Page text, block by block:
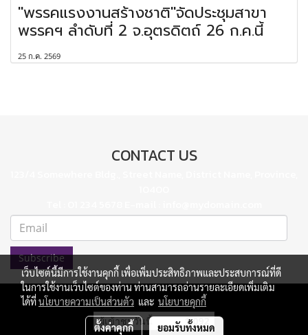
"พรรคแรงงานสร้างชาติ"จัดประชุมสาขา
พรรคฯ ลำดับที่ 2 จ.อุตรดิตถ์ 26 ก.ค.นี้
25 ก.ค. 2569
CONTACT US
Subscribe
ผู้เข้าชมวันนี้ 1,092
เว็บไซต์นี้มีการใช้งานคุกกี้ เพื่อเพิ่มประสิทธิภาพและประสบการณ์ที่ดี
ในการใช้งานเว็บไซต์ของท่าน ท่านสามารถอ่านรายละเอียดเพิ่มเติม
ได้ที่นโยบายความเป็นส่วนตัว และ นโยบายคุกกี้
ตั้งค่าคุกกี้ ยอมรับทั้งหมด